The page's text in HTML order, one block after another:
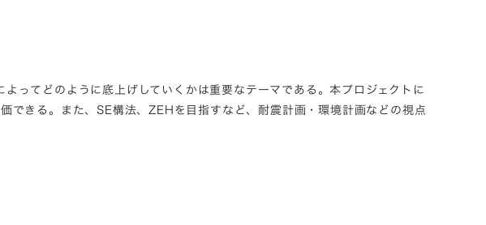
ってどのように底上げしていくかは重要なテーマである。本プロジェクトに
できる。また、SE構法、ZEHを目指すなど、耐震計画・環境計画などの視点